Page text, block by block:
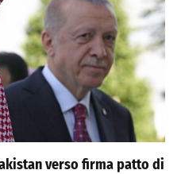
verso firma patto di